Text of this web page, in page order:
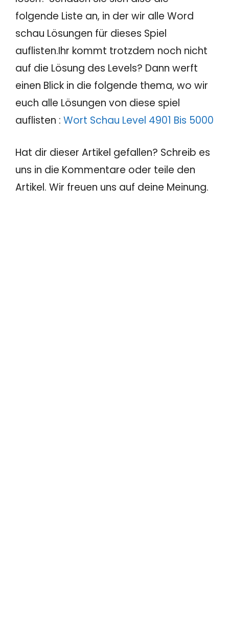
folgende Liste an, in der wir alle Word
schau Lösungen für dieses Spiel
auflisten.Ihr kommt trotzdem noch nicht
auf die Lösung des Levels? Dann werft
einen Blick in die folgende thema, wo wir
euch alle Lösungen von diese spiel
auflisten : Wort Schau Level 4901 Bis 5000
Hat dir dieser Artikel gefallen? Schreib es
uns in die Kommentare oder teile den
Artikel. Wir freuen uns auf deine Meinung.